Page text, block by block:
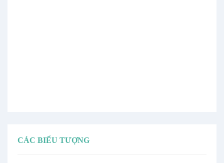
CÁC BIỂU TƯỢNG